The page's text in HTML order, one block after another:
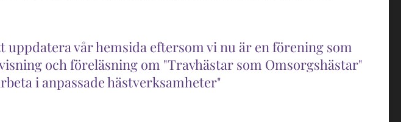
vår hemsida eftersom vi nu är en förening som
och föreläsning om "Travhästar som Omsorgshästar"
i anpassade hästverksamheter"